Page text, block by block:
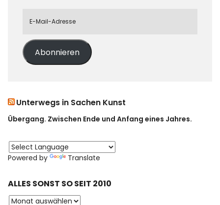
Abonnieren
Unterwegs in Sachen Kunst
Übergang. Zwischen Ende und Anfang eines Jahres.
Powered by Translate
ALLES SONST SO SEIT 2010